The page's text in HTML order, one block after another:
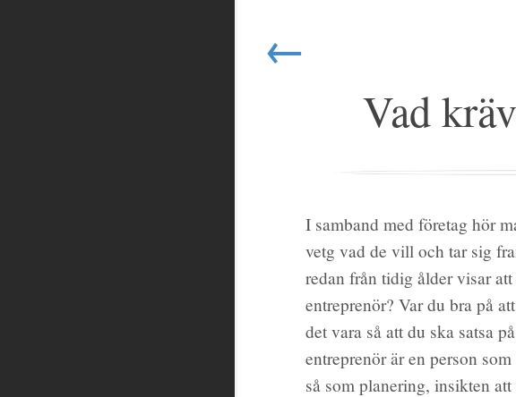
←
Vad
I samband med företag hör
vetg vad de vill och tar sig
redan från tidig ålder visar
entreprenör? Var du bra på
det vara så att du ska satsa
entreprenör är en person
så som planering, insikten